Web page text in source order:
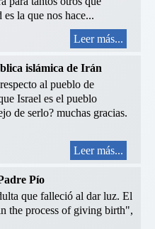
la que nos hace...
Leer más...
islámica de Irán
al pueblo de
Israel es el pueblo
de serlo? muchas gracias.
Leer más...
Pío
que falleció al dar luz. El
the process of giving birth",